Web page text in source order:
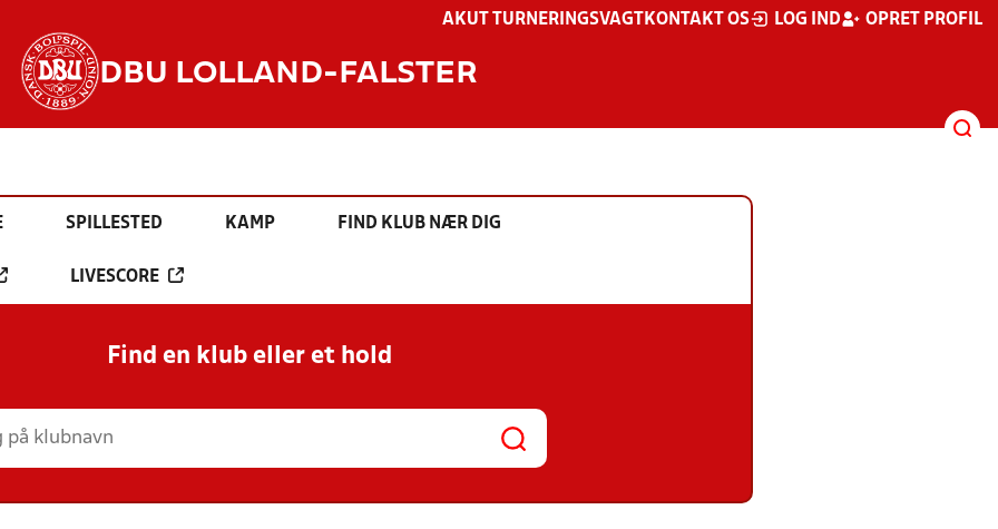
AKUT TURNERINGSVAGT KONTAKT OS LOG IND OPRET PROFIL
DBU LOLLAND-FALSTER
SPILLESTED KAMP FIND KLUB NÆR DIG
LIVESCORE
Find en klub eller et hold